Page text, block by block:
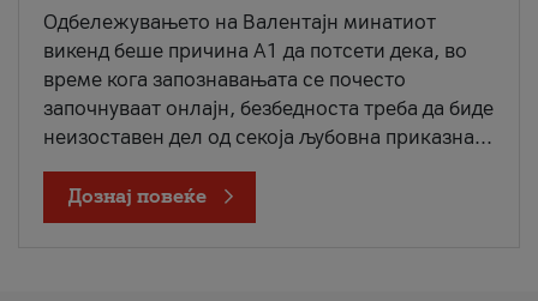
Одбележувањето на Валентајн минатиот
викенд беше причина А1 да потсети дека, во
време кога запознавањата се почесто
започнуваат онлајн, безбедноста треба да биде
неизоставен дел од секоја љубовна приказна...
Дознај повеќе